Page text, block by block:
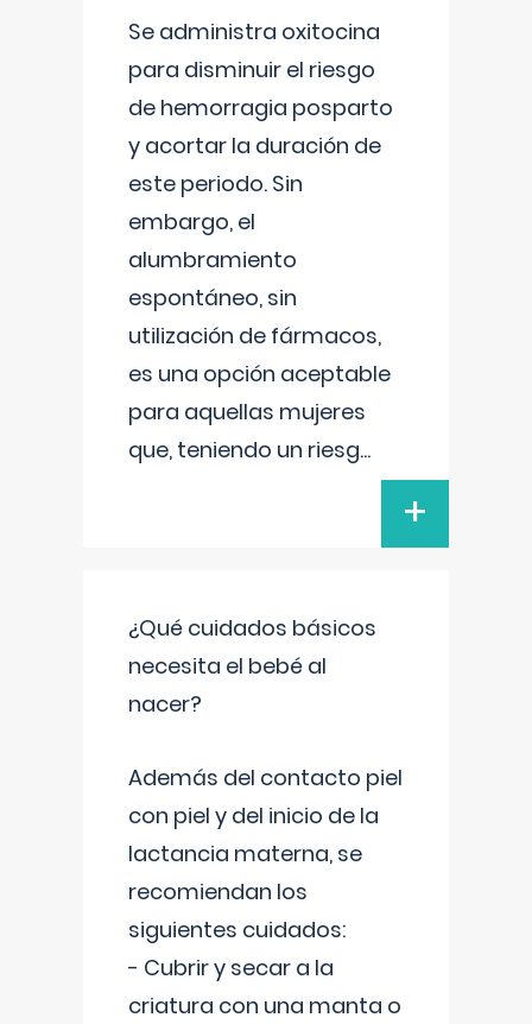
Se administra oxitocina
para disminuir el riesgo
de hemorragia posparto
y acortar la duración de
este periodo. Sin
embargo, el
alumbramiento
espontáneo, sin
utilización de fármacos,
es una opción aceptable
para aquellas mujeres
que, teniendo un riesg...
+
¿Qué cuidados básicos
necesita el bebé al
nacer?
Además del contacto piel
con piel y del inicio de la
lactancia materna, se
recomiendan los
siguientes cuidados:
- Cubrir y secar a la
criatura con una manta o